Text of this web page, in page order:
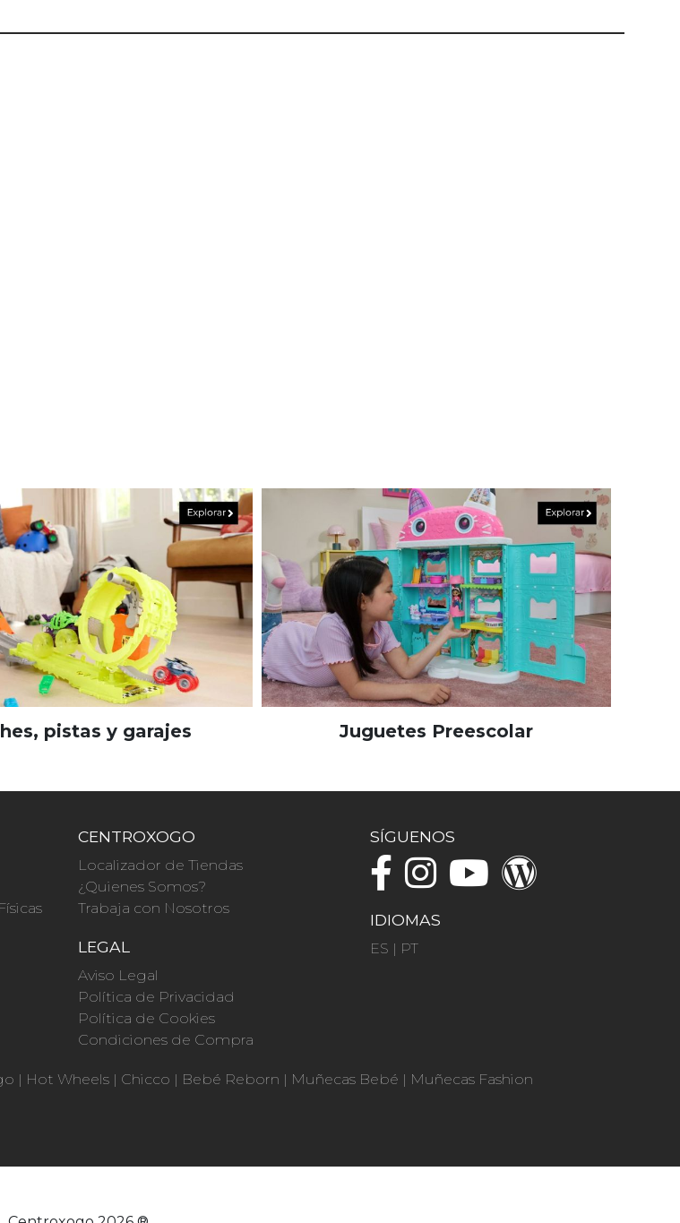
pistas y garajes Juguetes Preescolar
CENTROXOGO
Localizador de Tiendas
¿Quienes Somos?
Trabaja con Nosotros
LEGAL
Aviso Legal
Política de Privacidad
Política de Cookies
Condiciones de Compra
SÍGUENOS
IDIOMAS
ES | PT
| Hot Wheels | Chicco | Bebé Reborn | Muñecas Bebé | Muñecas Fashion